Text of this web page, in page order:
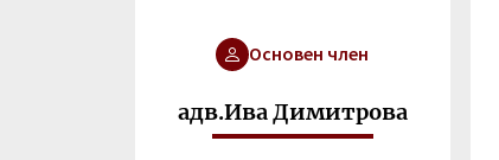
Основен член
адв.Ива Димитрова